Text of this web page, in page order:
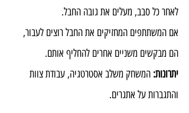
לאחר כל סבב, מעלים את גובה החבל.
אם המשתתפים המחזיקים את החבל רוצים לעבור,
הם מבקשים משניים אחרים להחליף אותם.
יתרונות: המשחק משלב אסטרטגיה, עבודת צוות
והתגברות על אתגרים.